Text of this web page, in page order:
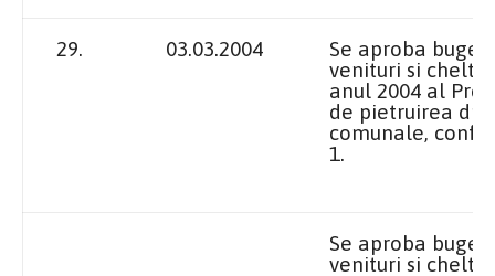
29. 03.03.2004
Se aproba
venituri si
anul 2004 al
de pietruirea
comunale,
1.
Se aproba
venituri si